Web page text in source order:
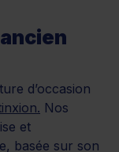
d’occasion
Nos
et
basée sur son